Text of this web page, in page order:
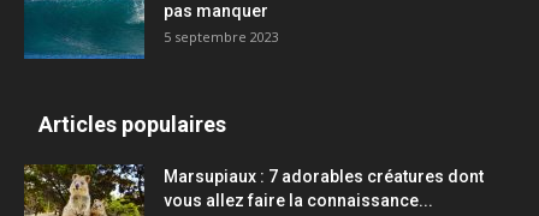
pas manquer
5 septembre 2023
Articles populaires
Marsupiaux : 7 adorables créatures dont
vous allez faire la connaissance...